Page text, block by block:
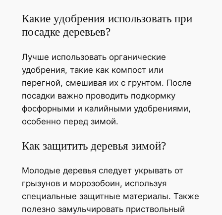
Какие удобрения использовать при
посадке деревьев?
Лучше использовать органические
удобрения, такие как компост или
перегной, смешивая их с грунтом. После
посадки важно проводить подкормку
фосфорными и калийными удобрениями,
особенно перед зимой.
Как защитить деревья зимой?
Молодые деревья следует укрывать от
грызунов и морозобоин, используя
специальные защитные материалы. Также
полезно замульчировать приствольный